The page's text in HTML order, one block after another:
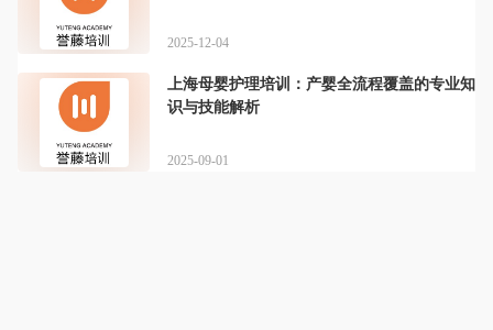
2025-12-04
上海母婴护理培训：产婴全流程覆盖的专业知
识与技能解析
2025-09-01